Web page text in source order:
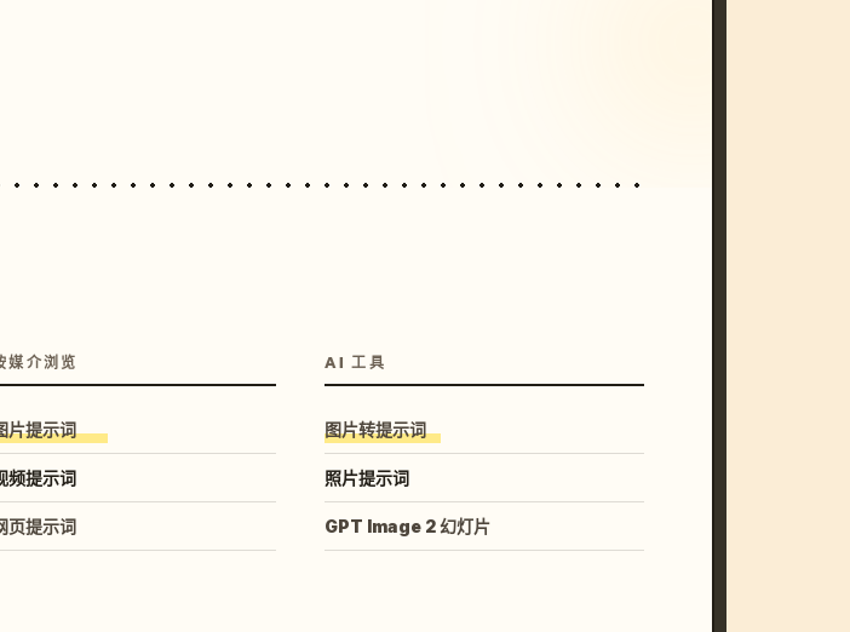
媒介浏览
片提示词
频提示词
页提示词
AI 工具
图片转提示词
照片提示词
GPT Image 2 幻灯片